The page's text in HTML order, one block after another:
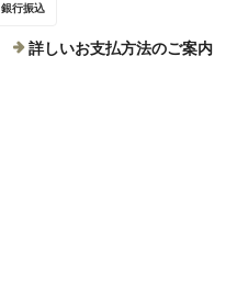
銀行振込
詳しいお支払方法のご案内